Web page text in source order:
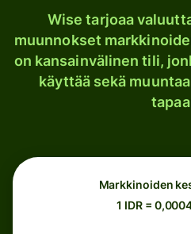
Wise tarjoaa
muunnokset
on kansainvälinen tili,
käyttää sekä
Markkinoiden
1 IDR =